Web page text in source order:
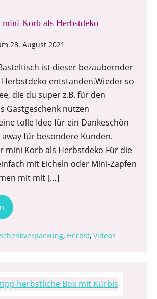
mini Korb als Herbstdeko
28. August 2021
ist dieser bezaubernder
entstanden.Wieder so
die du super z.B. für den
Gastgeschenk nutzen
tolle Idee für ein Dankeschön
für besondere Kunden.
mini Korb als Herbstdeko Für die
mit Eicheln oder Mini-Zapfen
mit mit […]
, Herbst, Videos